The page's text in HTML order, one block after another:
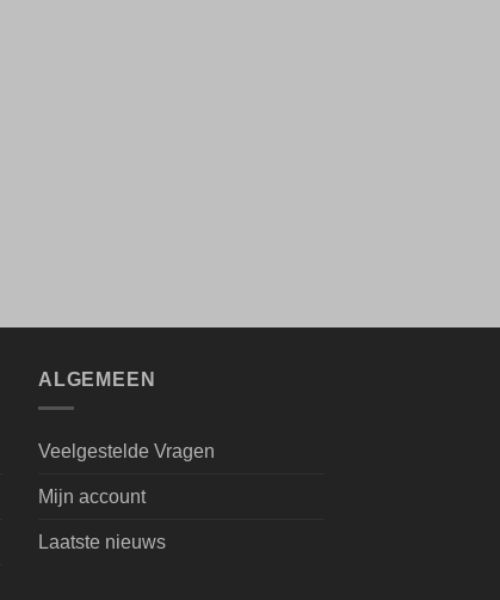
ALGEMEEN
Veelgestelde Vragen
Mijn account
Laatste nieuws